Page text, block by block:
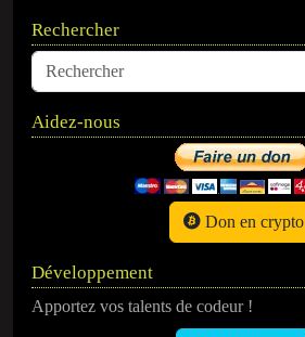
Rechercher
Aidez-nous
Don en crypto
Développement
Apportez vos talents de codeur !